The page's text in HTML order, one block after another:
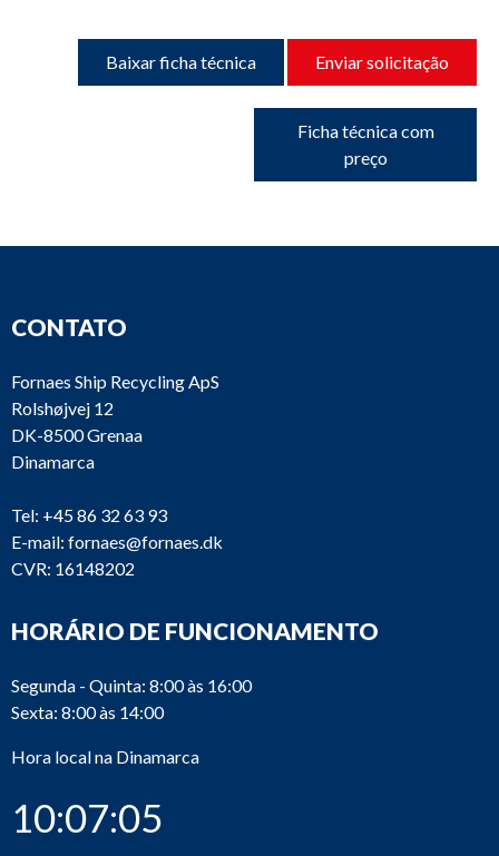
Baixar ficha técnica Enviar solicitação
Ficha técnica com
preço
CONTATO
Fornaes Ship Recycling ApS
Rolshøjvej 12
DK-8500 Grenaa
Dinamarca
Tel: +45 86 32 63 93
E-mail: fornaes@fornaes.dk
CVR: 16148202
HORÁRIO DE FUNCIONAMENTO
Segunda - Quinta: 8:00 às 16:00
Sexta: 8:00 às 14:00
Hora local na Dinamarca
10:07:05